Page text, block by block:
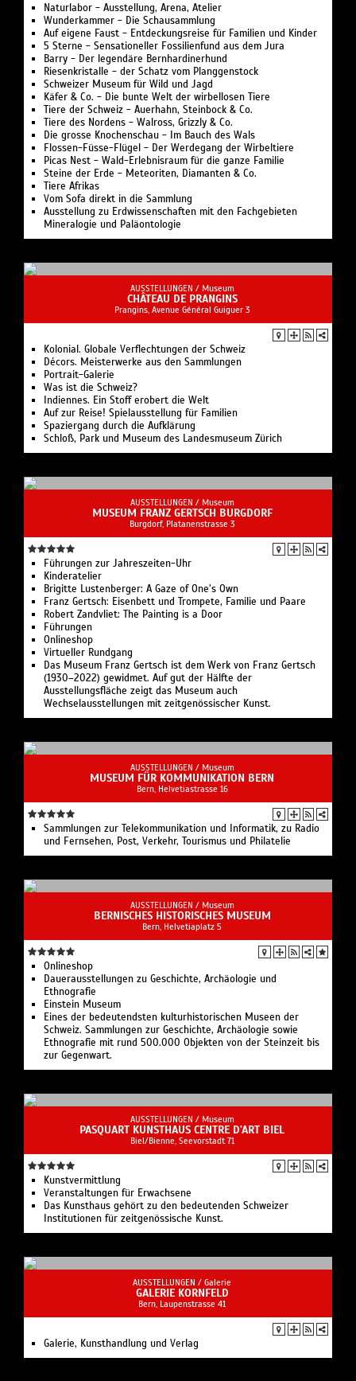
Naturlabor - Ausstellung, Arena, Atelier
Wunderkammer - Die Schausammlung
Auf eigene Faust - Entdeckungsreise für Familien und Kinder
5 Sterne - Sensationeller Fossilienfund aus dem Jura
Barry - Der legendäre Bernhardinerhund
Riesenkristalle - der Schatz vom Planggenstock
Schweizer Museum für Wild und Jagd
Käfer & Co. - Die bunte Welt der wirbellosen Tiere
Tiere der Schweiz - Auerhahn, Steinbock & Co.
Tiere des Nordens - Walross, Grizzly & Co.
Die grosse Knochenschau - Im Bauch des Wals
Flossen-Füsse-Flügel - Der Werdegang der Wirbeltiere
Picas Nest - Wald-Erlebnisraum für die ganze Familie
Steine der Erde - Meteoriten, Diamanten & Co.
Tiere Afrikas
Vom Sofa direkt in die Sammlung
Ausstellung zu Erdwissenschaften mit den Fachgebieten
Mineralogie und Paläontologie
AUSSTELLUNGEN / Museum
CHÂTEAU DE PRANGINS
Prangins, Avenue Général Guiguer 3
Kolonial. Globale Verflechtungen der Schweiz
Décors. Meisterwerke aus den Sammlungen
Portrait-Galerie
Was ist die Schweiz?
Indiennes. Ein Stoff erobert die Welt
Auf zur Reise! Spielausstellung für Familien
Spaziergang durch die Aufklärung
Schloß, Park und Museum des Landesmuseum Zürich
AUSSTELLUNGEN / Museum
MUSEUM FRANZ GERTSCH BURGDORF
Burgdorf, Platanenstrasse 3
Führungen zur Jahreszeiten-Uhr
Kinderatelier
Brigitte Lustenberger: A Gaze of One’s Own
Franz Gertsch: Eisenbett und Trompete, Familie und Paare
Robert Zandvliet: The Painting is a Door
Führungen
Onlineshop
Virtueller Rundgang
Das Museum Franz Gertsch ist dem Werk von Franz Gertsch
(1930–2022) gewidmet. Auf gut der Hälfte der
Ausstellungsfläche zeigt das Museum auch
Wechselausstellungen mit zeitgenössischer Kunst.
AUSSTELLUNGEN / Museum
MUSEUM FÜR KOMMUNIKATION BERN
Bern, Helvetiastrasse 16
Sammlungen zur Telekommunikation und Informatik, zu Radio
und Fernsehen, Post, Verkehr, Tourismus und Philatelie
AUSSTELLUNGEN / Museum
BERNISCHES HISTORISCHES MUSEUM
Bern, Helvetiaplatz 5
Onlineshop
Dauerausstellungen zu Geschichte, Archäologie und
Ethnografie
Einstein Museum
Eines der bedeutendsten kulturhistorischen Museen der
Schweiz. Sammlungen zur Geschichte, Archäologie sowie
Ethnografie mit rund 500.000 Objekten von der Steinzeit bis
zur Gegenwart.
AUSSTELLUNGEN / Museum
PASQUART KUNSTHAUS CENTRE D'ART BIEL
Biel/Bienne, Seevorstadt 71
Kunstvermittlung
Veranstaltungen für Erwachsene
Das Kunsthaus gehört zu den bedeutenden Schweizer
Institutionen für zeitgenössische Kunst.
AUSSTELLUNGEN / Galerie
GALERIE KORNFELD
Bern, Laupenstrasse 41
Galerie, Kunsthandlung und Verlag